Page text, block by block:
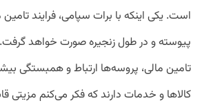
است. یکی اینکه با برات سپامی، فرایند تامین
پیوسته و در طول زنجیره صورت خواهد
تامین مالی، پروسه‌ها ارتباط و همبستگی
کالاها و خدمات دارند که فکر می‌کنم